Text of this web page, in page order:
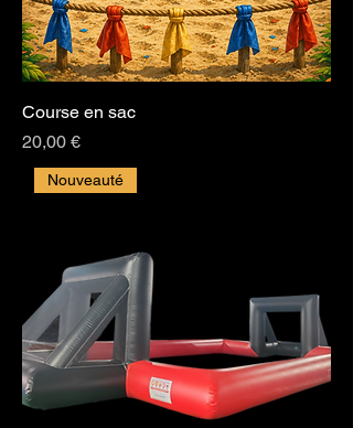
Course en sac
Prix
20,00 €
Nouveauté